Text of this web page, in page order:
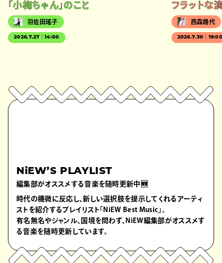
「小梅ちゃん」のこと
羽佐田瑤子
2026.7.27｜14:00
フラットな
西森路代
2026.7.30｜
NiEW’S PLAYLIST
編集部がオススメする音楽を随時更新中🆕
時代の機微に反応し、新しい選択肢を提示してくれるアーティ
ストを紹介するプレイリスト「NiEW Best Music」。
有名無名やジャンル、国境を問わず、NiEW編集部がオススメす
る音楽を随時更新しています。